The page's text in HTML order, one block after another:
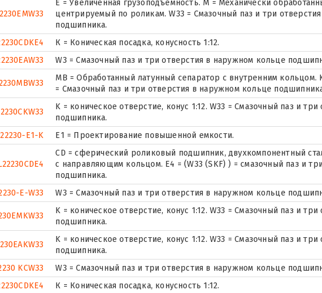
E = Увеличенная грузоподъемность. М = Механически
центрируемый по роликам. W33 = Смазочный паз и три
подшипника.
К = Коническая посадка, конусность 1:12.
W3 = Смазочный паз и три отверстия в наружном кольце
MB = Обработанный латунный сепаратор с внутренним кольцом.
= Смазочный паз и три отверстия в наружном кольце
K = коническое отверстие, конус 1:12. W33 = Смазочный паз и
подшипника.
22230-E1-K
E1 = Проектирование повышенной емкости.
CD = сферический роликовый подшипник, двухкомпонентный
с направляющим кольцом. E4 = (W33 (SKF) ) = смазочный паз и
подшипника.
E-W33
W3 = Смазочный паз и три отверстия в наружном кольце
K = коническое отверстие, конус 1:12. W33 = Смазочный паз и
подшипника.
K = коническое отверстие, конус 1:12. W33 = Смазочный паз и
подшипника.
KCW33
W3 = Смазочный паз и три отверстия в наружном кольце
К = Коническая посадка, конусность 1:12.